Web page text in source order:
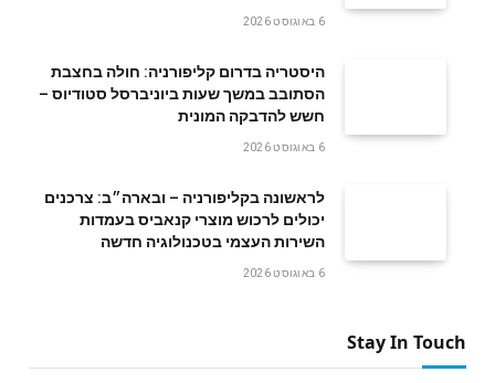
6 באוגוסט 2026
היסטריה בדרום קליפורניה: חולה בחצבת
הסתובב במשך שעות ביוניברסל סטודיוס –
חשש להדבקה המונית
6 באוגוסט 2026
לראשונה בקליפורניה – ובארה״ב: צרכנים
יכולים לרכוש מוצרי קנאביס בעמדות
השירות העצמי בטכנולוגיה חדשה
6 באוגוסט 2026
Stay In Touch